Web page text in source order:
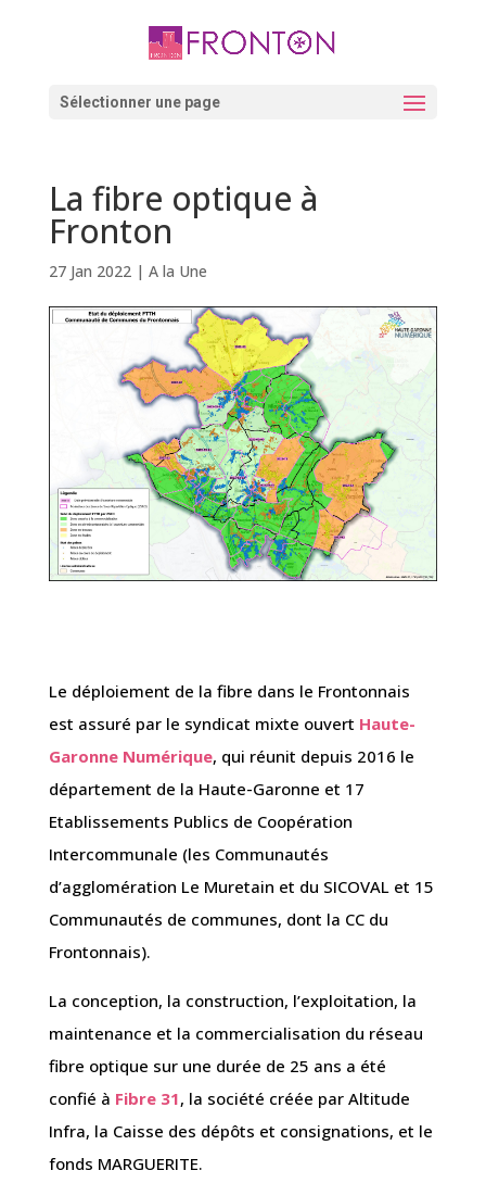
Sélectionner une page
La fibre optique à
Fronton
27 Jan 2022| A la Une
Le déploiement de la fibre dans le Frontonnais
est assuré par le syndicat mixte ouvert Haute-
Garonne Numérique, qui réunit depuis 2016 le
département de la Haute-Garonne et 17
Etablissements Publics de Coopération
Intercommunale (les Communautés
d’agglomération Le Muretain et du SICOVAL et 15
Communautés de communes, dont la CC du
Frontonnais).
La conception, la construction, l’exploitation, la
maintenance et la commercialisation du réseau
fibre optique sur une durée de 25 ans a été
confié à Fibre 31, la société créée par Altitude
Infra, la Caisse des dépôts et consignations, et le
fonds MARGUERITE.